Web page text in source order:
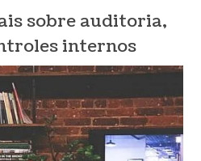
sobre auditoria,
internos